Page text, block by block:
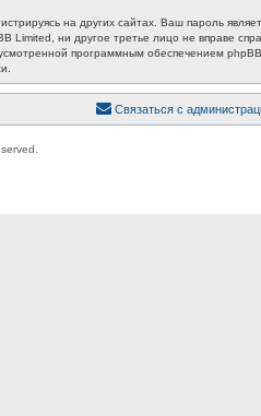
на других сайтах. Ваш пароль
Limited, ни другое третье лицо не вправе
программным обеспечением
Связаться с